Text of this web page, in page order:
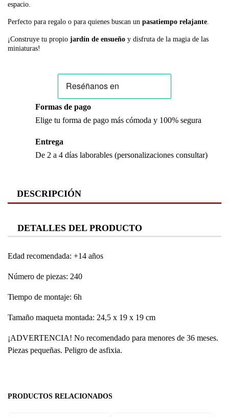
espacio.
Perfecto para regalo o para quienes buscan un pasatiempo relajante.
¡Construye tu propio jardín de ensueño y disfruta de la magia de las
miniaturas!
Formas de pago
Elige tu forma de pago más cómoda y 100% segura
Entrega
De 2 a 4 días laborables (personalizaciones consultar)
DESCRIPCIÓN
DETALLES DEL PRODUCTO
Edad recomendada: +14 años
Número de piezas: 240
Tiempo de montaje: 6h
Tamaño maqueta montada: 24,5 x 19 x 19 cm
¡ADVERTENCIA! No recomendado para menores de 36 meses.
Piezas pequeñas. Peligro de asfixia.
PRODUCTOS RELACIONADOS